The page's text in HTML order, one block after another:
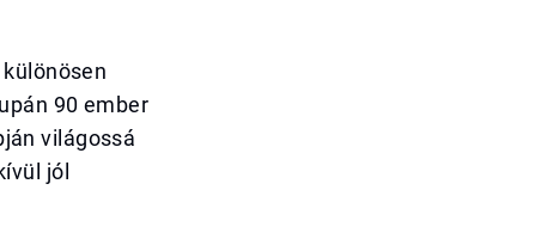
90 ember
világossá
jól